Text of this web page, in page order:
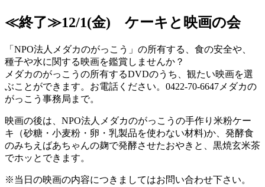
≪終了≫12/1(金) ケーキと映画の会
「NPO法人メダカのがっこう」の所有する、食の安全や、
種子や水に関する映画を鑑賞しませんか？
メダカのがっこうの所有するDVDのうち、観たい映画を選
ぶことができます。お電話ください。0422-70-6647メダカの
がっこう事務局まで。
映画の後は、NPO法人メダカのがっこうの手作り米粉ケー
キ（砂糖・小麦粉・卵・乳製品を使わない材料)か、発酵食
のみちえばあちゃんの麹で発酵させたおやきと、黒焼玄米茶
でホッとできます。
※当日の映画の内容につきましてはお問い合わせ下さい。